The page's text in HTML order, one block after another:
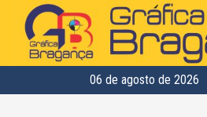
06 de agosto de 2026